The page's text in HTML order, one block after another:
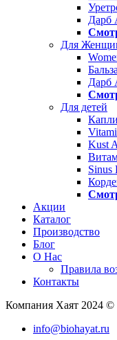
Дарб
Для
Дарб
Для детей
Kust
Sinus
Акции
Каталог
Производство
Блог
О Нас
Правила
Контакты
Компания Хаят 2024
info@biohayat.ru